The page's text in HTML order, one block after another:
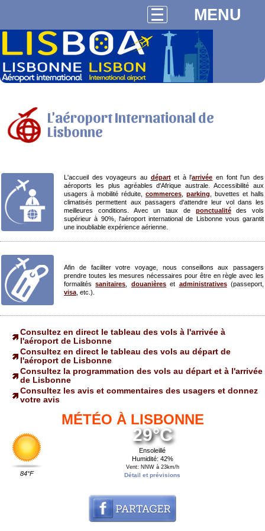
MENU
L'aéroport International de
Lisbonne
L'accueil des voyageurs au départet à l'arrivée en font l'un des
aéroports les plus agréables d'Afrique australe. Accessibilité aux
usagers à mobilité réduite, commerces parking , buvettes et halls
climatisés permettent aux passagers d'attendre leur vol dans les
meilleures conditions. Avec un taux de ponctualitédes vols
supérieur à 90%, l'aéroport international de Lisbonne vous garantit
une inoubliable expérience aérienne.
Afin de faciliter votre voyage, nous conseillons aux passagers
prendre toutes les mesures nécessaires pour être en règle avec les
formalitéssanitaires douanièreset administratives(passeport,
visa , etc.).
Consultez en direct le tableau des vols à l'arrivée à
l'aéroport de Lisbonne
Consultez en direct le tableau des vols au départ de
l'aéroport de Lisbonne
Consultez la programmation des vols au départ et à l'arrivée
de Lisbonne
Consultez les avis et commentaires des usagers et donnez
votre avis
MÉTÉO À LISBONNE
84°F
29°C
Ensoleillé
Humidité: 42%
Vent: NNW à 23km/h
Détail et prévisions